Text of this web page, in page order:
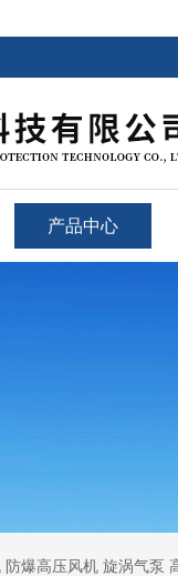
产品中心
爆高压风机 旋涡气泵